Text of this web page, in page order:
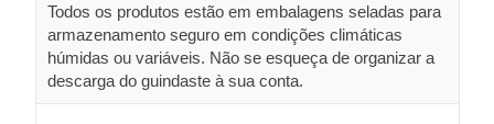
Todos os produtos estão em embalagens seladas para
armazenamento seguro em condições climáticas
húmidas ou variáveis. Não se esqueça de organizar a
descarga do guindaste à sua conta.